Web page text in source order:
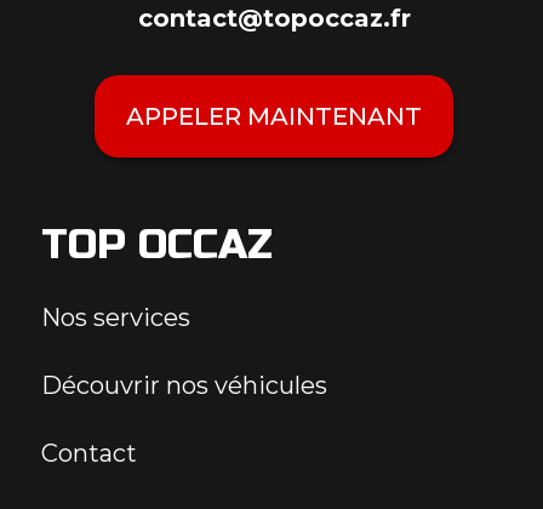
contact@topoccaz.fr
APPELER MAINTENANT
TOP OCCAZ
Nos services
Découvrir nos véhicules
Contact